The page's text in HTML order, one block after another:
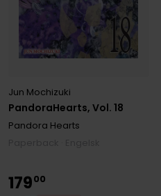
PandoraHearts, Vol. 18
Jun Mochizuki
Pandora Hearts
17900